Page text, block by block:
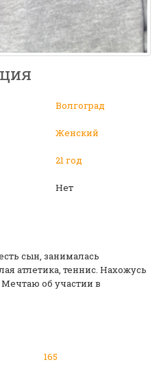
Волгоград
Женский
21 год
Нет
сын, занималась
атлетика, теннис. Нахожусь
об участии в
165